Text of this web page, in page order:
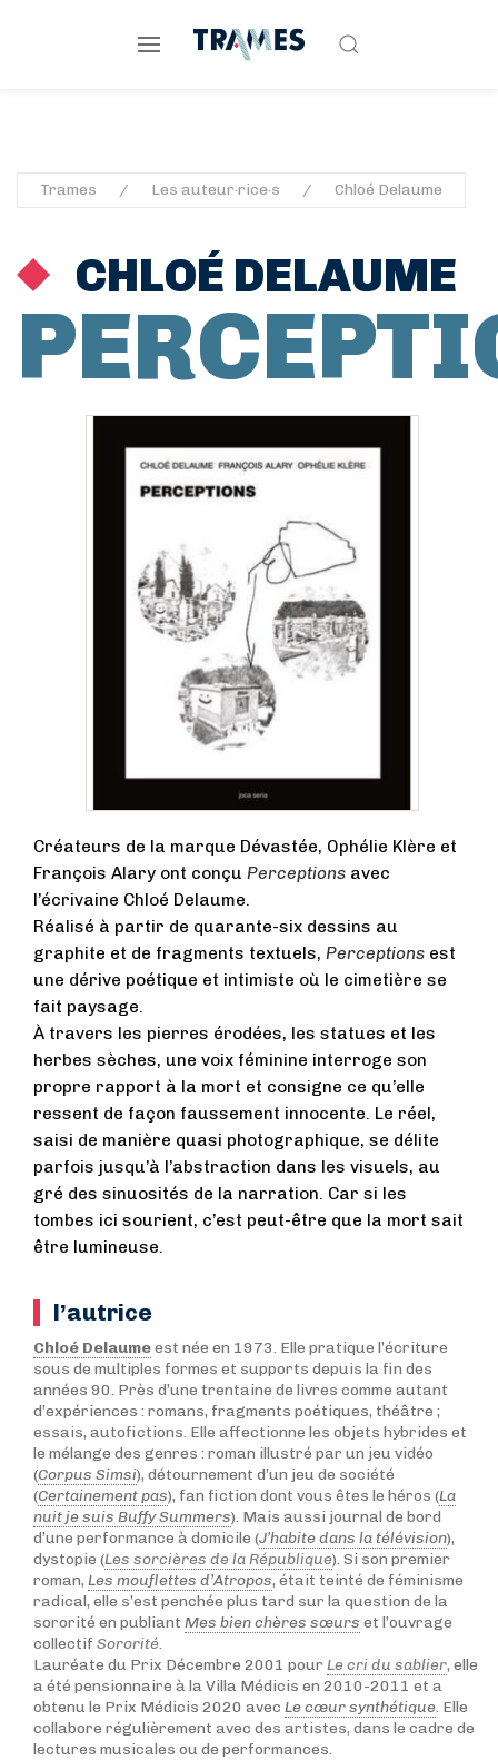
Trames Les auteur·rice·s Chloé Delaume
CHLOÉ DELAUME
Créateurs de la marque Dévastée, Ophélie Klère et
François Alary ont conçu Perceptions avec
l’écrivaine Chloé Delaume.
Réalisé à partir de quarante-six dessins au
graphite et de fragments textuels, Perceptions est
une dérive poétique et intimiste où le cimetière se
fait paysage.
À travers les pierres érodées, les statues et les
herbes sèches, une voix féminine interroge son
propre rapport à la mort et consigne ce qu’elle
ressent de façon faussement innocente. Le réel,
saisi de manière quasi photographique, se délite
parfois jusqu’à l’abstraction dans les visuels, au
gré des sinuosités de la narration. Car si les
tombes ici sourient, c’est peut-être que la mort sait
être lumineuse.
l’autrice
Chloé Delaumeest née en 1973. Elle pratique l’écriture
sous de multiples formes et supports depuis la fin des
années 90. Près d’une trentaine de livres comme autant
d’expériences : romans, fragments poétiques, théâtre ;
essais, autofictions. Elle affectionne les objets hybrides et
le mélange des genres : roman illustré par un jeu vidéo
(Corpus Simsi), détournement d’un jeu de société
(Certainement pas), fan fiction dont vous êtes le héros (La
nuit je suis Buffy Summers). Mais aussi journal de bord
d’une performance à domicile (J’habite dans la télévision),
dystopie (Les sorcières de la République). Si son premier
roman, Les mouflettes d’Atropos, était teinté de féminisme
radical, elle s’est penchée plus tard sur la question de la
sororité en publiant Mes bien chères sœurs et l’ouvrage
collectif Sororité.
Lauréate du Prix Décembre 2001 pour Le cri du sablier, elle
a été pensionnaire à la Villa Médicis en 2010-2011 et a
obtenu le Prix Médicis 2020 avec Le cœur synthétique. Elle
collabore régulièrement avec des artistes, dans le cadre de
lectures musicales ou de performances.